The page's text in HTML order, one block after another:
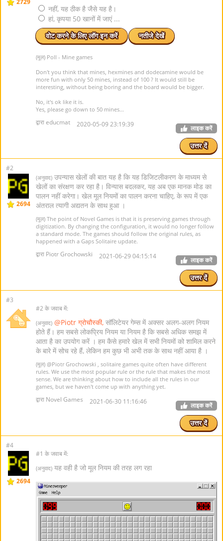
2729
नहीं, यह ठीक है जैसे यह है।
हां, कृपया 50 खानों में जाएं ...
वोट करने के लिए लॉग इन करें
नतीजे देखें
(मूल) Poll - Mine games
Don't you think that mines, hexmines and dodecamine would be
more fun with only 50 mines, instead of 100 ? It would still be
interesting, without being boring and the board would be bigger.
No, it's ok like it is.
Yes, please go down to 50 mines...
द्वारा educmat 2020-05-09 23:19:39 लाइक करें
उत्तर दें
#2
2694
(अनुवाद) उपन्यास खेलों की बात यह है कि यह डिजिटलीकरण के माध्यम से
खेलों का संरक्षण कर रहा है। विन्यास बदलकर, यह अब एक मानक मोड का
पालन नहीं करेगा। खेल मूल नियमों का पालन करना चाहिए, के रूप में एक
अंतराल त्यागी अद्यतन के साथ हुआ ।
(मूल) The point of Novel Games is that it is preserving games through
digitization. By changing the configuration, it would no longer follow
a standard mode. The games should follow the original rules, as
happened with a Gaps Solitaire update.
द्वारा Piotr Grochowski 2021-06-29 04:15:14 लाइक करें
उत्तर दें
#3
#2 के जवाब में:
(अनुवाद) @Piotr ग्रोचौस्की, सॉलिटेयर गेम्स में अक्सर अलग-अलग नियम
होते हैं। हम सबसे लोकप्रिय नियम या नियम है कि सबसे अधिक समझ में
आता है का उपयोग करें । हम कैसे हमारे खेल में सभी नियमों को शामिल करने
के बारे में सोच रहे हैं, लेकिन हम कुछ भी अभी तक के साथ नहीं आया है ।
(मूल) @Piotr Grochowski , solitaire games quite often have different
rules. We use the most popular rule or the rule that makes the most
sense. We are thinking about how to include all the rules in our
games, but we haven't come up with anything yet.
द्वारा Novel Games 2021-06-30 11:16:46 लाइक करें
उत्तर दें
#4
2694
#1 के जवाब में:
(अनुवाद) यह वही है जो मूल नियम की तरह लग रहा